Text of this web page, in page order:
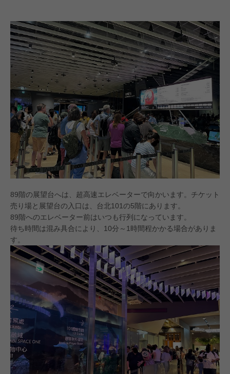
89階の展望台へは、超高速エレベーターで向かいます。チケット
売り場と展望台の入口は、台北101の5階にあります。
89階へのエレベーター前はいつも行列になっています。
待ち時間は混み具合により、10分～1時間程かかる場合がありま
す。